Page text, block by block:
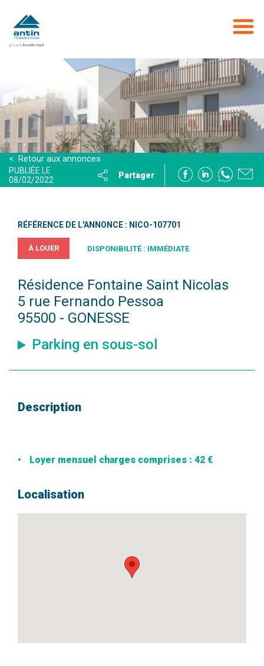
contenu
principal
< Retour aux annonces
PUBLIÉE LE
08/02/2022
Partager
RÉFÉRENCE DE L'ANNONCE : NICO-107701
À LOUER DISPONIBILITÉ : IMMÉDIATE
Résidence Fontaine Saint Nicolas
5 rue Fernando Pessoa
95500 - GONESSE
Parking en sous-sol
Description
Loyer mensuel charges comprises : 42 €
Localisation